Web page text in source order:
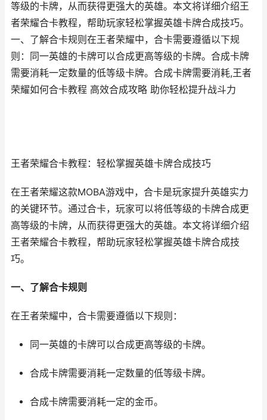
等级的卡牌，从而获得更强大的英雄。本文将详细介绍王
者荣耀合卡教程，帮助玩家轻松掌握英雄卡牌合成技巧。
一、了解合卡规则在王者荣耀中，合卡需要遵循以下规
则：同一英雄的卡牌可以合成更高等级的卡牌。合成卡牌
需要消耗一定数量的低等级卡牌。合成卡牌需要消耗,王者
荣耀如何合卡教程 高效合成攻略 助你轻松提升战斗力
王者荣耀合卡教程：轻松掌握英雄卡牌合成技巧
在王者荣耀这款MOBA游戏中，合卡是玩家提升英雄实力
的关键环节。通过合卡，玩家可以将低等级的卡牌合成更
高等级的卡牌，从而获得更强大的英雄。本文将详细介绍
王者荣耀合卡教程，帮助玩家轻松掌握英雄卡牌合成技
巧。
一、了解合卡规则
在王者荣耀中，合卡需要遵循以下规则：
同一英雄的卡牌可以合成更高等级的卡牌。
合成卡牌需要消耗一定数量的低等级卡牌。
合成卡牌需要消耗一定的金币。